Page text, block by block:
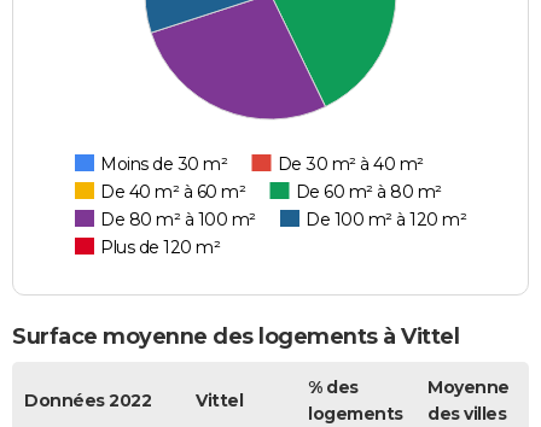
Moins de 30 m²
De 30 m² à 40 m²
De 40 m² à 60 m²
De 60 m² à 80 m²
De 80 m² à 100 m²
De 100 m² à 120 m²
Plus de 120 m²
Surface moyenne des logements à Vittel
Données 2022 Vittel
% des
logements
Moyenne
des villes